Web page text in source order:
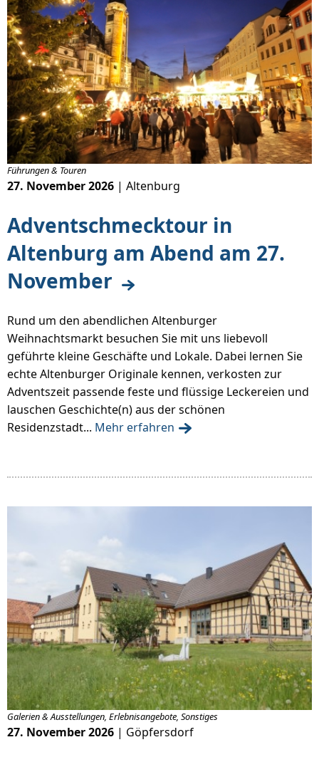
Adventschmecktour in
Altenburg am Abend am 27.
November
Führungen & Touren
27. November 2026 | Altenburg
Rund um den abendlichen Altenburger
Weihnachtsmarkt besuchen Sie mit uns liebevoll
geführte kleine Geschäfte und Lokale. Dabei lernen Sie
echte Altenburger Originale kennen, verkosten zur
Adventszeit passende feste und flüssige Leckereien und
lauschen Geschichte(n) aus der schönen
Residenzstadt... Mehr erfahren
Galerien & Ausstellungen, Erlebnisangebote, Sonstiges
27. November 2026 | Göpfersdorf